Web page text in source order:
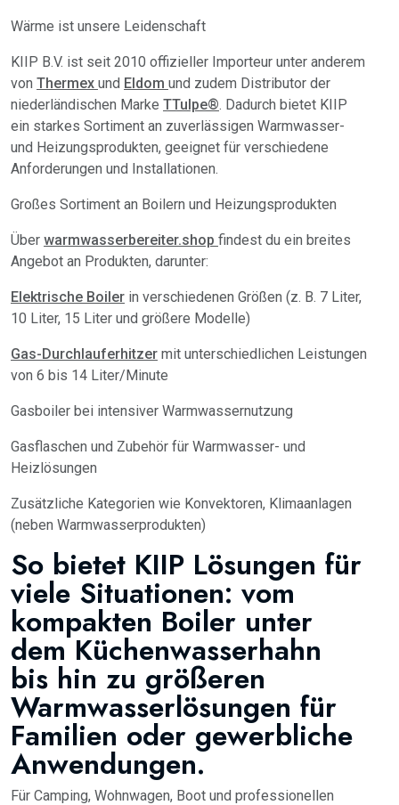
Wärme ist unsere Leidenschaft
KIIP B.V. ist seit 2010 offizieller Importeur unter anderem
von Thermex und Eldom und zudem Distributor der
niederländischen Marke TTulpe®. Dadurch bietet KIIP
ein starkes Sortiment an zuverlässigen Warmwasser-
und Heizungsprodukten, geeignet für verschiedene
Anforderungen und Installationen.
Großes Sortiment an Boilern und Heizungsprodukten
Über warmwasserbereiter.shop findest du ein breites
Angebot an Produkten, darunter:
Elektrische Boiler in verschiedenen Größen (z. B. 7 Liter,
10 Liter, 15 Liter und größere Modelle)
Gas-Durchlauferhitzer mit unterschiedlichen Leistungen
von 6 bis 14 Liter/Minute
Gasboiler bei intensiver Warmwassernutzung
Gasflaschen und Zubehör für Warmwasser- und
Heizlösungen
Zusätzliche Kategorien wie Konvektoren, Klimaanlagen
(neben Warmwasserprodukten)
So bietet KIIP Lösungen für
viele Situationen: vom
kompakten Boiler unter
dem Küchenwasserhahn
bis hin zu größeren
Warmwasserlösungen für
Familien oder gewerbliche
Anwendungen.
Für Camping, Wohnwagen, Boot und professionellen